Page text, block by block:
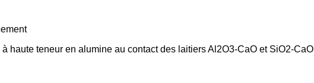
haute teneur en alumine au contact des laitiers Al2O3-CaO et SiO2-CaO